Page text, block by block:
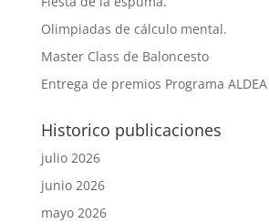
Olimpiadas de cálculo mental.
Master Class de Baloncesto
Entrega de premios Programa ALDEA
Historico publicaciones
julio 2026
junio 2026
mayo 2026